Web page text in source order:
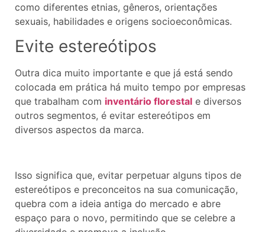
como diferentes etnias, gêneros, orientações
sexuais, habilidades e origens socioeconômicas.
Evite estereótipos
Outra dica muito importante e que já está sendo
colocada em prática há muito tempo por empresas
que trabalham com inventário florestal e diversos
outros segmentos, é evitar estereótipos em
diversos aspectos da marca.
Isso significa que, evitar perpetuar alguns tipos de
estereótipos e preconceitos na sua comunicação,
quebra com a ideia antiga do mercado e abre
espaço para o novo, permitindo que se celebre a